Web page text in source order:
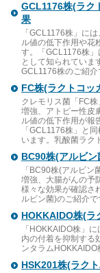
GCL1176株(ラク
果
「GCL1176株」に
ル値の低下作用や花
す。「GCL1176株
として知られていま
GCL1176株のご紹介
FC株(ラクトコッ
クレモリス菌「FC
増強、アトピー性皮
ル値の低下作用が報
「GCL1176株」と
います。乳酸菌ラク
BC90株(アルビ
「BC90株(アルビ
増強、大腸がんの予
様々な効果が確認さ
ルビン菌)のご紹介で
HOKKAIDO株(ラ
「HOKKAIDO株」
内の付着を抑制する
ンタラムHOKKAIDO
HSK201株(ラク